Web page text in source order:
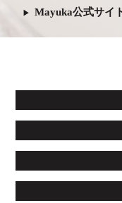
Mayuka公式サイ